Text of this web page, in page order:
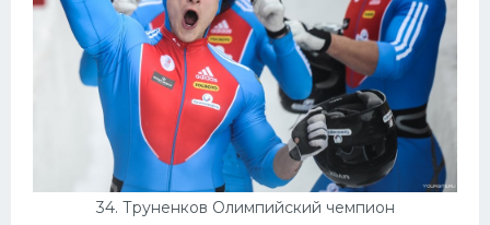
34. Труненков Олимпийский чемпион